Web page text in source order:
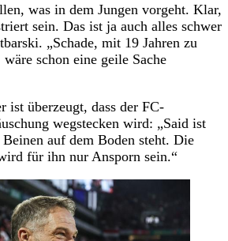
was in dem Jungen vorgeht. Klar,
sein. Das ist ja auch alles schwer
„Schade, mit 19 Jahren zu
schon eine geile Sache
ist überzeugt, dass der FC-
wegstecken wird: „Said ist
auf dem Boden steht. Die
für ihn nur Ansporn sein.“